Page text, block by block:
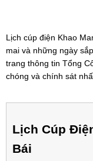
Lịch cúp điện Khao
mai và những ngày
trang thông tin Tổng
chóng và chính sát
Lịch Cúp
Bái